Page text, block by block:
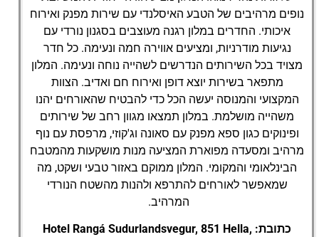
נופים מרהיבים של הטבע האיסלנדי עם שירות מפנק ואירוח
איכותי. החדרים במלון רגנה מעוצבים בסגנון נורדי עם
נגיעות מודרניות, ומציעים אווירה חמה ונעימה. כל חדר
מצויד בכל השירותים הנדרשים לשהייה נוחה ונעימה. המלון
מתפאר בשירות יוצא דופן ואירוח חם ואדיב. הצוות
המקצועי והמנוסה יעשה הכל כדי להבטיח שהאורחים יהנו
משהייה מושלמת. במלון תמצאו מגוון רחב של שירותים
ופינוקים כגון ספא מפנק עם סאונה וג'קוזי, מרפסת עם נוף
מרהיב ומסעדה מפוארת המציעה מנות מושקעות מהמטבח
הבינלאומי והמקומי. המלון ממוקם באזור טבעי ושקט, מה
שמאפשר לאורחים להתרפא ולהנות מהשטח הנורדי
המרהיב.
כתובת: Hotel Rangá Sudurlandsvegur, 851 Hella,